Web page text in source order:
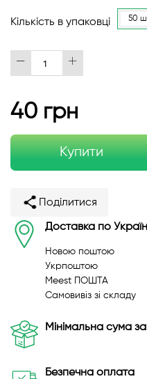
Кількість в упаковці 50
40 грн
Купити
Поділитися
Доставка по
Новою поштою
Укрпоштою
Meest ПОШТА
Самовивіз зі складу
Мінімальна сума
Безпечна оплата